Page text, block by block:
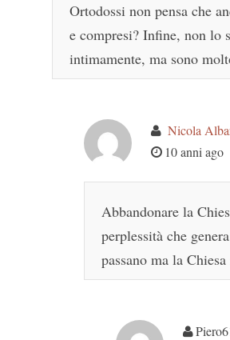
Ortodossi non pensa che
e compresi? Infine, non lo
intimamente, ma sono
Nicola
10 anni ago
Abbandonare la
perplessità che
passano ma la Chiesa